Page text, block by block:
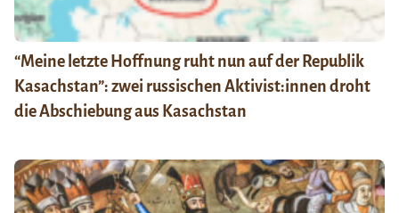
“Meine letzte Hoffnung ruht nun auf der Republik
Kasachstan”: zwei russischen Aktivist:innen droht
die Abschiebung aus Kasachstan